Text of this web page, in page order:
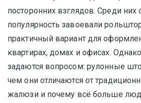
посторонних взглядов. Среди них
популярность завоевали
практичный вариант для
квартирах, домах и офисах.
задаются вопросом: рулонные
чем они отличаются от
жалюзи и почему всё больше